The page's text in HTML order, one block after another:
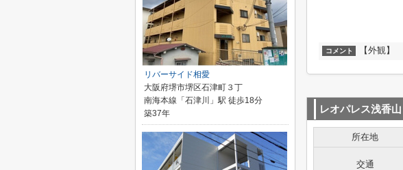
コメント 【外観】
レオパレス浅香山
所在地
交通
リバーサイド相愛
大阪府堺市堺区石津町３丁
南海本線「石津川」駅 徒歩18分
築37年